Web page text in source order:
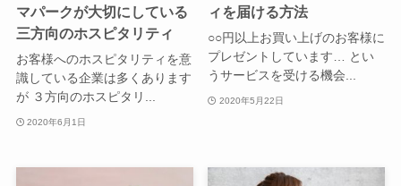
マパークが大切にしている
三方向のホスピタリティ
お客様へのホスピタリティを意
識している企業は多くあります
が ３方向のホスピタリ...
2020年6月1日
ィを届ける方法
○○円以上お買い上げのお客様に
プレゼントしています… とい
うサービスを受ける機会...
2020年5月22日